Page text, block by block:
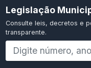
Legislação
Consulte leis, decretos e
transparente.